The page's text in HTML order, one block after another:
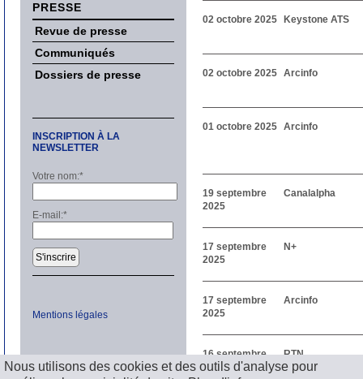
Nous utilisons des cookies et des outils d'analyse pour
PRESSE
Revue de presse
Communiqués
Dossiers de presse
INSCRIPTION À LA
NEWSLETTER
Votre nom:*
E-mail:*
S'inscrire
Mentions légales
02 octobre 2025 Keystone ATS
02 octobre 2025 Arcinfo
01 octobre 2025 Arcinfo
19 septembre
2025
Canalalpha
17 septembre
2025
N+
17 septembre
2025
Arcinfo
16 septembre
2025
RTN